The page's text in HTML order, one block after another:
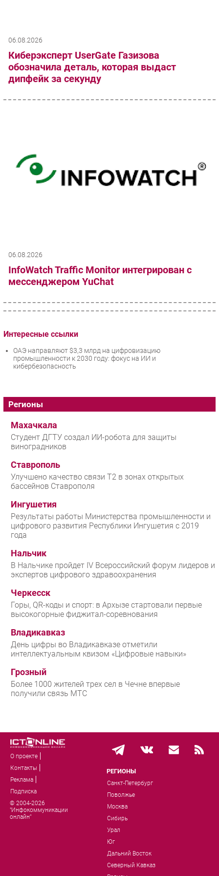
06.08.2026
Киберэксперт UserGate Газизова
обозначила деталь, которая выдаст
дипфейк за секунду
06.08.2026
InfoWatch Traffic Monitor интегрирован с
мессенджером YuChat
Интересные ссылки
ОАЭ направляют $3,3 млрд на цифровизацию
промышленности к 2030 году: фокус на ИИ и
кибербезопасность
Регионы
Махачкала
Студент ДГТУ создал ИИ-робота для защиты
виноградников
Ставрополь
Улучшено качество связи T2 в зонах открытых
бассейнов Ставрополя
Ингушетия
Результаты работы Министерства промышленности и
цифрового развития Республики Ингушетия с 2019
года
Нальчик
В Нальчике пройдет IV Всероссийский форум лидеров и
экспертов цифрового здравоохранения
Черкесск
Горы, QR-коды и спорт: в Архызе стартовали первые
высокогорные фиджитал-соревнования
Владикавказ
День цифры во Владикавказе отметили
интеллектуальным квизом «Цифровые навыки»
Грозный
Более 1000 жителей трех сел в Чечне впервые
получили связь МТС
О проекте
Контакты
Реклама
Подписка
© 2004-2026
"Инфокоммуникации
онлайн"
РЕГИОНЫ
Санкт-Петербург
Поволжье
Москва
Сибирь
Урал
Юг
Дальний Восток
Северный Кавказ